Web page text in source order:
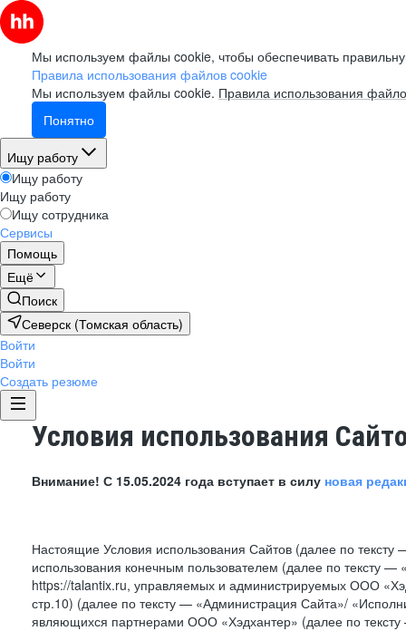
Мы используем файлы cookie, чтобы обеспечивать
Правила использования файлов cookie
Мы используем файлы cookie. Правила использования
Понятно
Ищу работу
Ищу работу
Ищу работу
Ищу сотрудника
Сервисы
Помощь
Ещё
Поиск
Северск (Томская область)
Войти
Войти
Создать резюме
Условия использования
Внимание! С 15.05.2024 года вступает в силу новая
Настоящие Условия использования Сайтов (далее по
использования конечным пользователем (далее по тексту
https://talantix.ru, управляемых и администрируемых ООО
стр.10) (далее по тексту — «Администрация Сайта»/
являющихся партнерами ООО «Хэдхантер» (далее по